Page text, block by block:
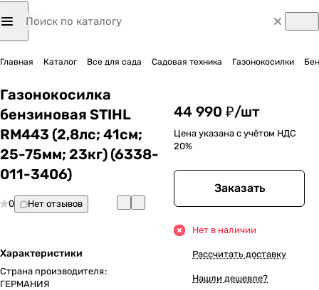
Главная Каталог Все для сада Садовая техника Газонокосилки
Газонокосилка
бензиновая STIHL
RM443 (2,8лс; 41cм;
25-75мм; 23кг) (6338-
011-3406)
0 Нет отзывов
Характеристики
Страна производителя:
ГЕРМАНИЯ
44 990 ₽/шт
Цена указана с учётом НДС
20%
Заказать
Нет в наличии
Рассчитать доставку
Нашли дешевле?